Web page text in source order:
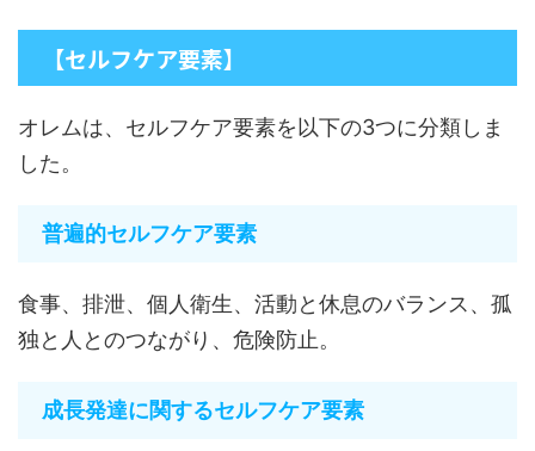
【セルフケア要素】
オレムは、セルフケア要素を以下の3つに分類しま
した。
普遍的セルフケア要素
食事、排泄、個人衛生、活動と休息のバランス、孤
独と人とのつながり、危険防止。
成長発達に関するセルフケア要素